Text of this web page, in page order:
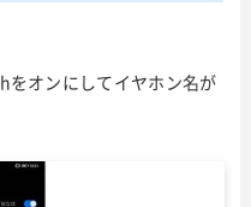
オンにしてイヤホン名が